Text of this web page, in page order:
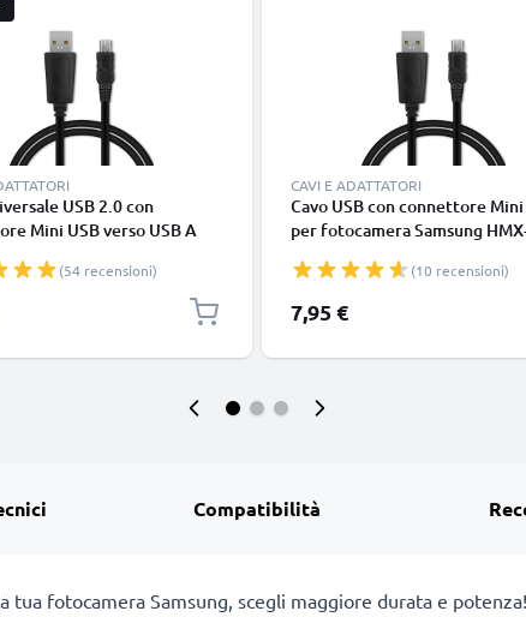
USB 2.0 con
Mini USB verso USB A
(54 recensioni)
CAVI E ADATTATORI
Cavo USB con connettore Mini
per fotocamera Samsung
HMX-Q10 SMX-C10 SMX-F40
DX103 SC-D353 VP-D361 Filo
1m ricarica 1A cavetto dati in
(10 recensioni)
7,95 €
Compatibilità
tua fotocamera Samsung, scegli maggiore durata e potenza!